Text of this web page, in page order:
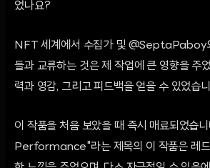
었나요?
NFT 세계에서 수집가 및 @SeptaPaboy
들과 교류하는 것은 제 작업에 큰 영향을 주
력과 영감, 그리고 피드백을 얻을 수 있었습
이 작품을 처음 보았을 때 즉시 매료되었습
Performance"라는 제목의 이 작품은 레드